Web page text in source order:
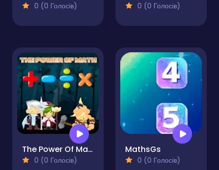
0 (0 Голосів) 0 (0 Голосів)
The Power Of Math
0 (0 Голосів)
MathsGs
0 (0 Голосів)